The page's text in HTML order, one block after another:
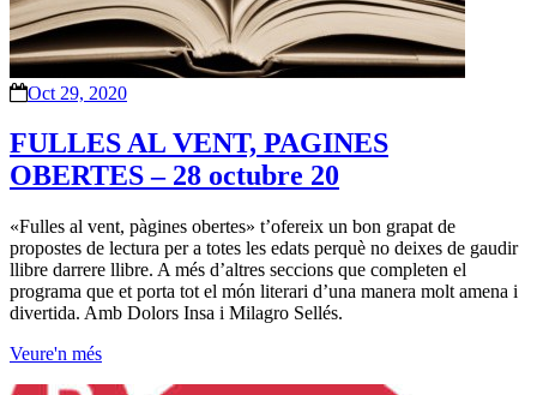
Oct 29, 2020
FULLES AL VENT, PAGINES
OBERTES – 28 octubre 20
«Fulles al vent, pàgines obertes» t’ofereix un bon grapat de
propostes de lectura per a totes les edats perquè no deixes de gaudir
llibre darrere llibre. A més d’altres seccions que completen el
programa que et porta tot el món literari d’una manera molt amena i
divertida. Amb Dolors Insa i Milagro Sellés.
Veure'n més